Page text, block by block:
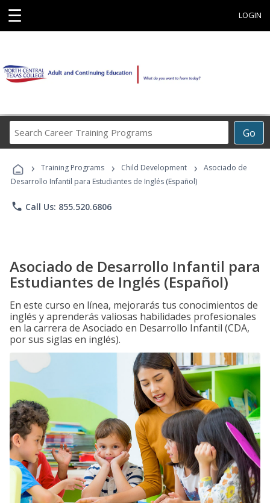
☰ LOGIN
Go
Career
Programs
› Training Programs › Child Development ›
Asociado de
Desarrollo Infantil para Estudiantes de Inglés (Español)
phone Call Us: 855.520.6806
Asociado de Desarrollo Infantil para
Estudiantes de Inglés (Español)
En este curso en línea, mejorarás tus conocimientos de
inglés y aprenderás valiosas habilidades profesionales
en la carrera de Asociado en Desarrollo Infantil (CDA,
por sus siglas en inglés).